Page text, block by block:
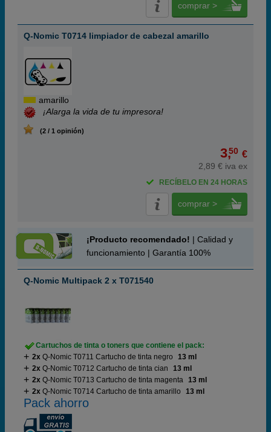
comprar >
Q-Nomic T0714 limpiador de cabezal amarillo
amarillo
¡Alarga la vida de tu impresora!
(2 / 1 opinión)
3,50 €
2,89 € iva ex
RECÍBELO EN 24 HORAS
comprar >
¡Producto recomendado! | Calidad y
funcionamiento | Garantía 100%
Q-Nomic Multipack 2 x T071540
Cartuchos de tinta o toners que contiene el pack:
2x Q-Nomic T0711 Cartucho de tinta negro
13 ml
2x Q-Nomic T0712 Cartucho de tinta cian
13 ml
2x Q-Nomic T0713 Cartucho de tinta magenta 13 ml
2x Q-Nomic T0714 Cartucho de tinta amarillo 13 ml
Pack ahorro